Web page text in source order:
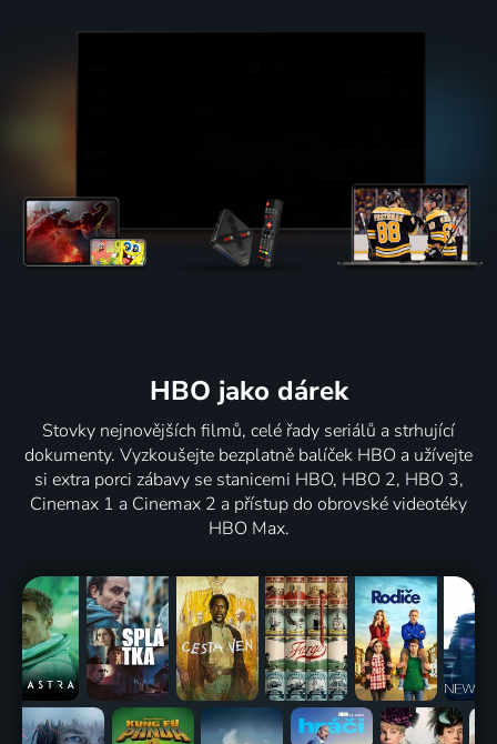
HBO jako dárek
Stovky nejnovějších filmů, celé řady seriálů a strhující
dokumenty. Vyzkoušejte bezplatně balíček HBO a užívejte
si extra porci zábavy se stanicemi HBO, HBO 2, HBO 3,
Cinemax 1 a Cinemax 2 a přístup do obrovské videotéky
HBO Max.